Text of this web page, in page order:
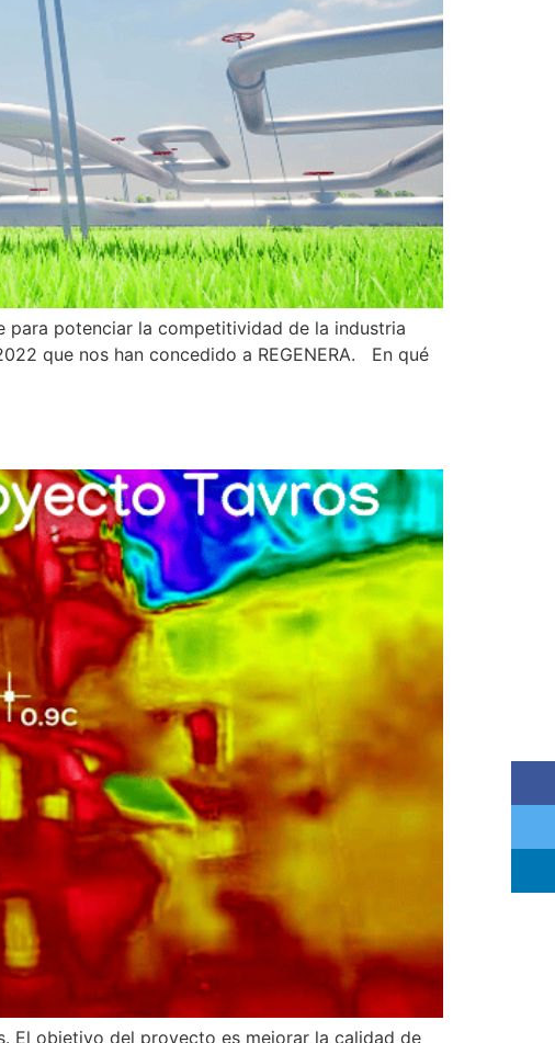
para potenciar la competitividad de la industria
que nos han concedido a REGENERA. En qué
El objetivo del proyecto es mejorar la calidad de